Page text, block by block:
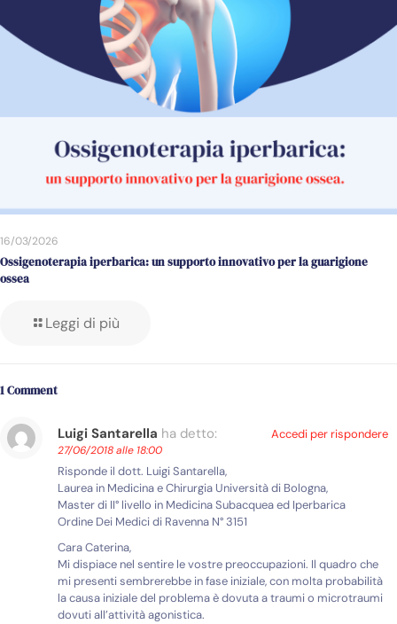
16/03/2026
Ossigenoterapia iperbarica: un supporto innovativo per la guarigione
ossea
Leggi di più
1 Comment
Luigi Santarella ha detto:
27/06/2018 alle 18:00
Risponde il dott. Luigi Santarella,
Laurea in Medicina e Chirurgia Università di Bologna,
Master di II° livello in Medicina Subacquea ed Iperbarica
Ordine Dei Medici di Ravenna N° 3151
Cara Caterina,
Mi dispiace nel sentire le vostre preoccupazioni. Il quadro che
mi presenti sembrerebbe in fase iniziale, con molta probabilità
la causa iniziale del problema è dovuta a traumi o microtraumi
dovuti all’attività agonistica.
Accedi per rispondere